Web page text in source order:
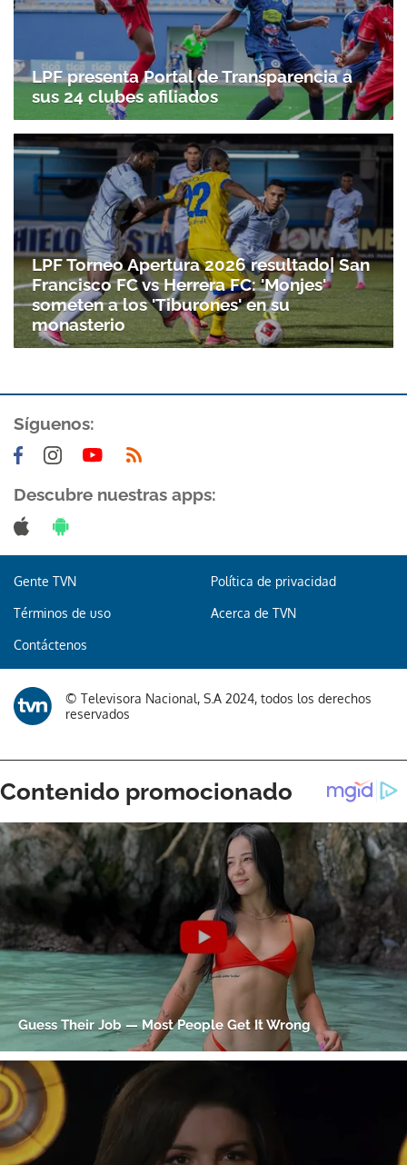
Gracias por suscribirte a nuestro boletín.
ACEPTAR
LPF presenta Portal de Transparencia a
sus 24 clubes afiliados
LPF Torneo Apertura 2026 resultado| San
Francisco FC vs Herrera FC: 'Monjes'
someten a los 'Tiburones' en su
monasterio
Síguenos:
Descubre nuestras apps:
Gente TVN Política de privacidad
Términos de uso Acerca de TVN
Contáctenos
© Televisora Nacional, S.A 2024, todos los derechos
reservados